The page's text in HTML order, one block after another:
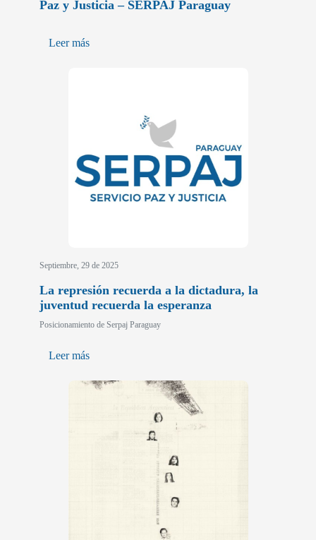
Paz y Justicia – SERPAJ Paraguay
Leer más
Septiembre, 29 de 2025
La represión recuerda a la dictadura, la
juventud recuerda la esperanza
Posicionamiento de Serpaj Paraguay
Leer más